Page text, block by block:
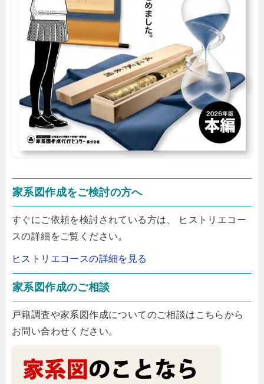
家系図作成をご検討の方へ
すぐにご依頼を検討されている方は、 ヒストリエコー
スの詳細をご覧ください。
ヒストリエコースの詳細を見る
家系図作成のご相談
戸籍調査や家系図作成についてのご相談はこちらから
お問い合わせください。